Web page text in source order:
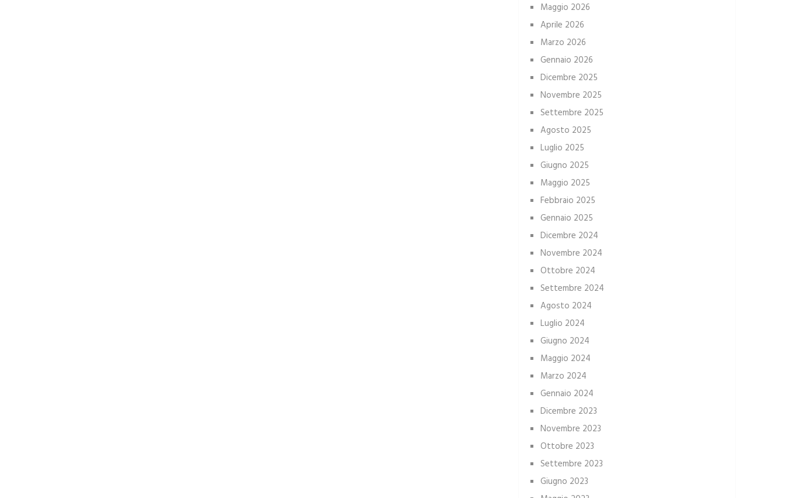
Maggio 2026
Aprile 2026
Marzo 2026
Gennaio 2026
Dicembre 2025
Novembre 2025
Settembre 2025
Agosto 2025
Luglio 2025
Giugno 2025
Maggio 2025
Febbraio 2025
Gennaio 2025
Dicembre 2024
Novembre 2024
Ottobre 2024
Settembre 2024
Agosto 2024
Luglio 2024
Giugno 2024
Maggio 2024
Marzo 2024
Gennaio 2024
Dicembre 2023
Novembre 2023
Ottobre 2023
Settembre 2023
Giugno 2023